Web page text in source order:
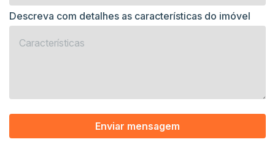
Descreva com detalhes as características do imóvel